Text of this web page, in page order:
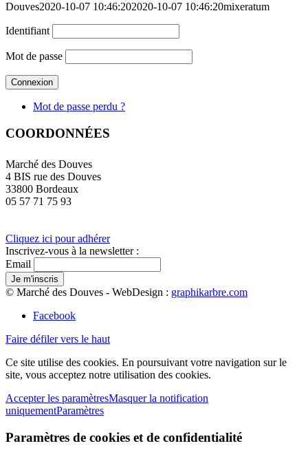
Douves2020-10-07 10:46:202020-10-07 10:46:20mixeratum
Identifiant
Mot de passe
Mot de passe perdu ?
COORDONNÉES
Marché des Douves
4 BIS rue des Douves
33800 Bordeaux
05 57 71 75 93
Cliquez ici pour adhérer
Inscrivez-vous à la newsletter :
Email
© Marché des Douves - WebDesign : graphikarbre.com
Facebook
Faire défiler vers le haut
Ce site utilise des cookies. En poursuivant votre navigation sur le
site, vous acceptez notre utilisation des cookies.
Accepter les paramètresMasquer la notification
uniquementParamètres
Paramètres de cookies et de confidentialité